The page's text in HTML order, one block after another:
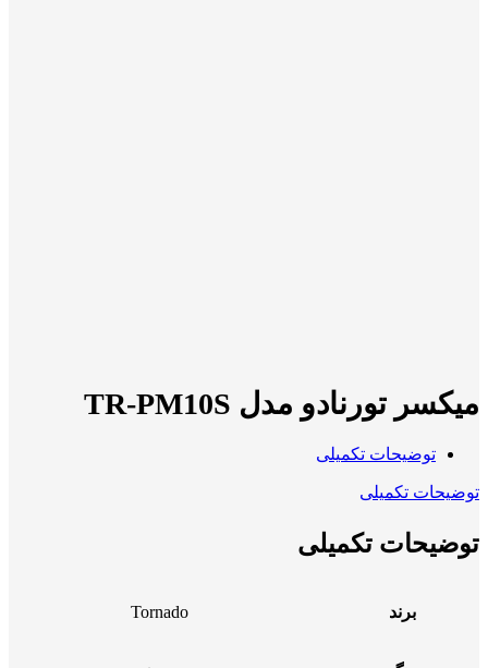
میکسر تورنادو مدل TR-PM10S
توضیحات تکمیلی
توضیحات تکمیلی
توضیحات تکمیلی
برند Tornado